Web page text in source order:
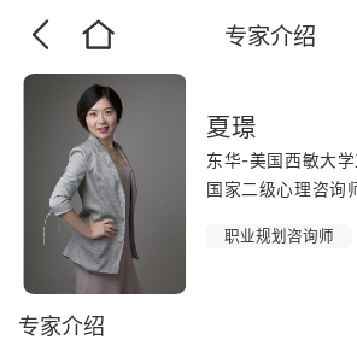
专家介绍
夏璟
东华-美国西敏大
国家二级心理咨询
职业规划咨询师
专家介绍